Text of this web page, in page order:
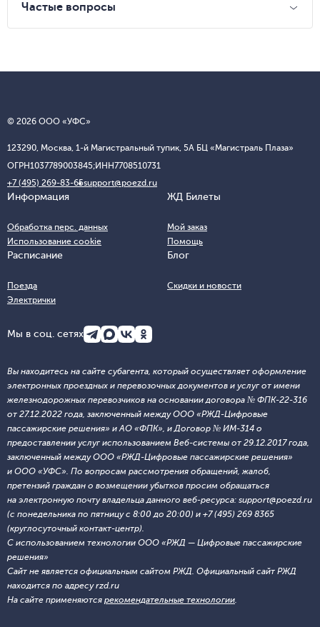
Частые вопросы
© 2026 ООО «УФС»
123290, Москва, 1-й Магистральный тупик, 5А БЦ «Магистраль Плаза»
ОГРН1037789003845;ИНН7708510731
+7 (495) 269-83-65support@poezd.ru
Информация
Обработка перс. данных
Использование cookie
ЖД Билеты
Мой заказ
Помощь
Расписание
Поезда
Электрички
Блог
Скидки и новости
Мы в соц. сетях
Вы находитесь на сайте субагента, который осуществляет оформление
электронных проездных и перевозочных документов и услуг от имени
железнодорожных перевозчиков на основании договора № ФПК-22-316
от 27.12.2022 года, заключенный между ООО «РЖД-Цифровые
пассажирские решения» и АО «ФПК», и Договор № ИМ-314 о
предоставлении услуг использованием Веб-системы от 29.12.2017 года,
заключенный между ООО «РЖД-Цифровые пассажирские решения»
и ООО «УФС». По вопросам рассмотрения обращений, жалоб,
претензий граждан о возмещении убытков просим обращаться
на электронную почту владельца данного веб-ресурса: support@poezd.ru
(с понедельника по пятницу с 8:00 до 20:00) и +7 (495) 269 8365
(круглосуточный контакт-центр).
С использованием технологии ООО «РЖД — Цифровые пассажирские
решения»
Сайт не является официальным сайтом РЖД. Официальный сайт РЖД
находится по адресу rzd.ru
На сайте применяются рекомендательные технологии.